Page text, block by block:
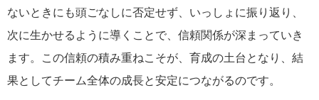
ないときにも頭ごなしに否定せず、いっしょに振り返り、
次に生かせるように導くことで、信頼関係が深まっていき
ます。この信頼の積み重ねこそが、育成の土台となり、結
果としてチーム全体の成長と安定につながるのです。